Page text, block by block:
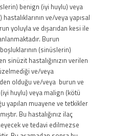
benign (iyi huylu) veya
ve/veya yapısal
yoluyla ve dışarıdan kesi ile
Burun
(sinüslerin)
sinüzit hastalığınızın verilen
ve/veya
olduğu ve/veya burun ve
huylu) veya malign (kötü
yapılan muayene ve tetkikler
Bu hastalığınız ilaç
ve tedavi edilmezse